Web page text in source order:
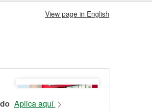
View page in English
Aplica aquí